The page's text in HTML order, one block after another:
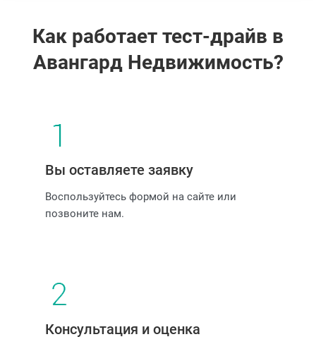
Как работает тест-драйв в
Авангард Недвижимость?
Вы оставляете заявку
Воспользуйтесь формой на сайте или
позвоните нам.
Консультация и оценка